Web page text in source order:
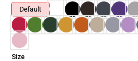
Default
Size